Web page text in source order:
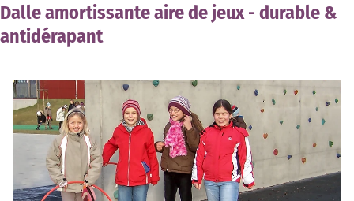
Dalle amortissante aire de jeux - durable &
antidérapant